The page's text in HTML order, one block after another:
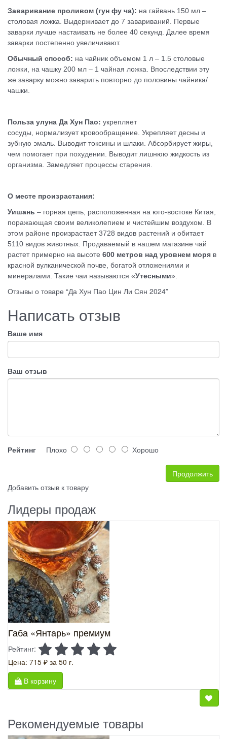
Заваривание проливом (гун фу ча): на гайвань 150 мл –
столовая ложка. Выдерживает до 7 завариваний. Первые
заварки лучше настаивать не более 40 секунд. Далее время
заварки постепенно увеличивают.
Обычный способ: на чайник объемом 1 л – 1.5 столовые
ложки, на чашку 200 мл – 1 чайная ложка. Впоследствии эту
же заварку можно заварить повторно до половины чайника/
чашки.
Польза улуна Да Хун Пао: укрепляет
сосуды, нормализует кровообращение. Укрепляет десны и
зубную эмаль. Выводит токсины и шлаки. Абсорбирует жиры,
чем помогает при похудении. Выводит лишнюю жидкость из
организма. Замедляет процессы старения.
О месте произрастания:
Уишань – горная цепь, расположенная на юго-востоке Китая,
поражающая своим великолепием и чистейшим воздухом. В
этом районе произрастает 3728 видов растений и обитает
5110 видов животных. Продаваемый в нашем магазине чай
растет примерно на высоте 600 метров над уровнем моря в
красной вулканической почве, богатой отложениями и
минералами. Такие чаи называются «Утесными».
Отзывы о товаре “Да Хун Пао Цин Ли Сян 2024”
Написать отзыв
Ваше имя
Ваш отзыв
Рейтинг Плохо Хорошо
Продолжить
Добавить отзыв к товару
Лидеры продаж
Габа «Янтарь» премиум
Рейтинг:
Цена: 715 ₽ за 50 г.
В корзину
Рекомендуемые товары